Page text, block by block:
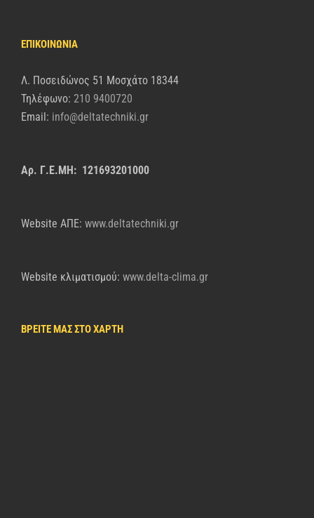
ΕΠΙΚΟΙΝΩΝΙΑ
Λ. Ποσειδώνος 51 Μοσχάτο 18344
Τηλέφωνο: 210 9400720
Email: info@deltatechniki.gr
Αρ. Γ.Ε.ΜΗ: 121693201000
Website AΠΕ: www.deltatechniki.gr
Website κλιματισμού: www.delta-clima.gr
ΒΡΕΙΤΕ ΜΑΣ ΣΤΟ ΧΑΡΤΗ